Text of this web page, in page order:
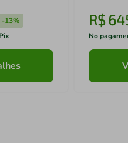
-13%
R$
No